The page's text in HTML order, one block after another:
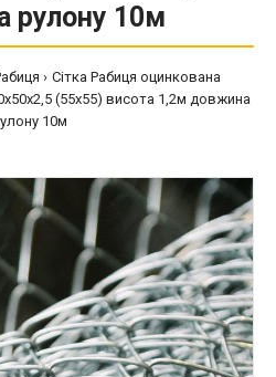
рулону 10м
Сітка Рабиця оцинкована
(55х55) висота 1,2м довжина
10м